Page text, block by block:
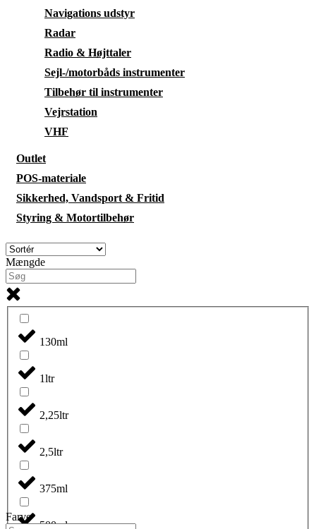
Navigations udstyr
Radar
Radio & Højttaler
Sejl-/motorbåds instrumenter
Tilbehør til instrumenter
Vejrstation
VHF
Outlet
POS-materiale
Sikkerhed, Vandsport & Fritid
Styring & Motortilbehør
Mængde
130ml
1ltr
2,25ltr
2,5ltr
375ml
500ml
Farve